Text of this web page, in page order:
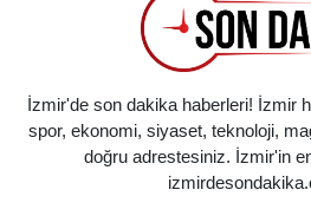
İzmir'de son dakika haberleri! İzmir
spor, ekonomi, siyaset, teknoloji,
doğru adrestesiniz. İzmir'in